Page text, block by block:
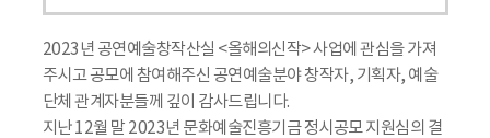
2023년 공연예술창작산실 <올해의신작> 사업에 관심을 가져
주시고 공모에 참여해주신 공연예술분야 창작자, 기획자, 예술
단체 관계자분들께 깊이 감사드립니다.
지난 12월 말 2023년 문화예술진흥기금 정시공모 지원심의 결